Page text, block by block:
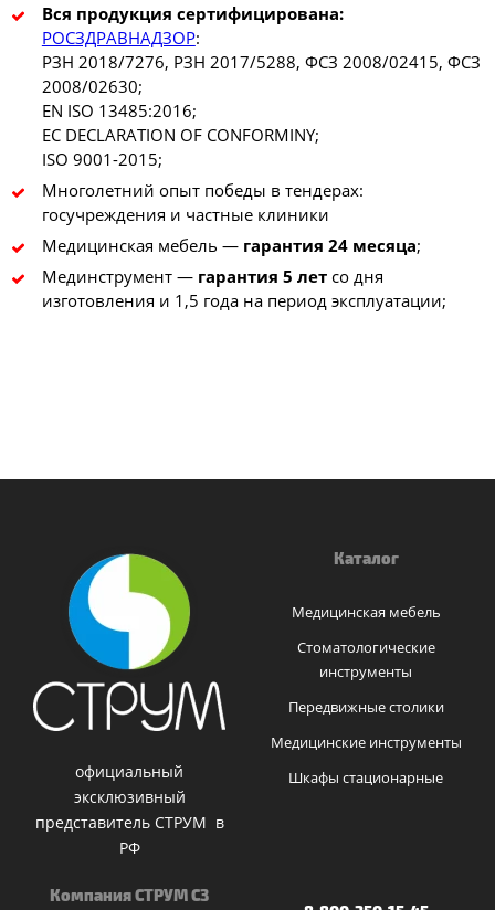
Вся продукция сертифицирована:
РОСЗДРАВНАДЗОР:
РЗН 2018/7276, РЗН 2017/5288, ФСЗ 2008/02415, ФСЗ
2008/02630;
EN ISO 13485:2016;
EC DECLARATION OF CONFORMINY;
ISO 9001-2015;
Многолетний опыт победы в тендерах:
госучреждения и частные клиники
Медицинская мебель — гарантия 24 месяца;
Мединструмент — гарантия 5 летсо дня
изготовления и 1,5 года на период эксплуатации;
официальный
эксклюзивный
представитель СТРУМ в
РФ
Каталог
Медицинская мебель
Стоматологические
инструменты
Передвижные столики
Медицинские инструменты
Шкафы стационарные
Компания СТРУМ СЗ